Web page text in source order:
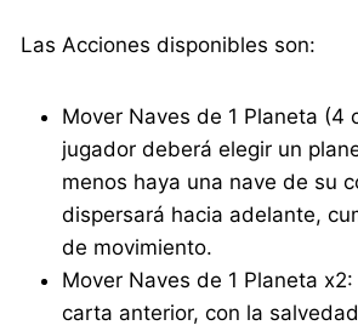
Las Acciones disponibles son:
Mover Naves de 1 Planeta (4
jugador deberá elegir un
menos haya una nave de su
dispersará hacia adelante,
de movimiento.
Mover Naves de 1 Planeta
carta anterior, con la